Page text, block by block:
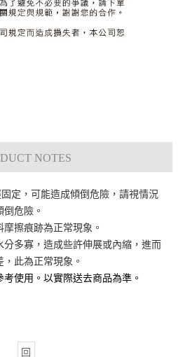
NOTES
定，可能造成傾倒危險，請視情況
危險。
擦痕跡為正常現象。
分多寡，造成些許伸展或內縮，進而
此為正常現象。
使用。以實際送去商品為準。
回